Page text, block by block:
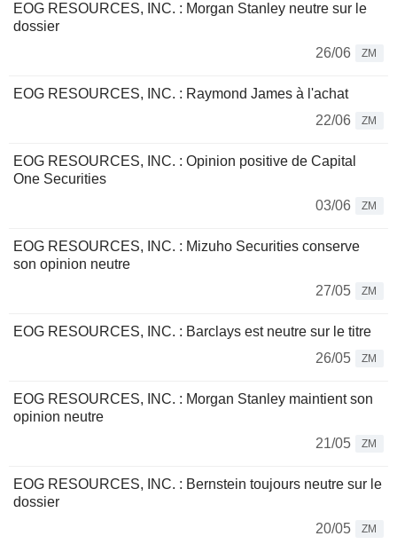
EOG RESOURCES, INC. : Morgan Stanley neutre sur le
dossier
26/06
ZM
EOG RESOURCES, INC. : Raymond James à l'achat
22/06
ZM
EOG RESOURCES, INC. : Opinion positive de Capital
One Securities
03/06
ZM
EOG RESOURCES, INC. : Mizuho Securities conserve
son opinion neutre
27/05
ZM
EOG RESOURCES, INC. : Barclays est neutre sur le titre
26/05
ZM
EOG RESOURCES, INC. : Morgan Stanley maintient son
opinion neutre
21/05
ZM
EOG RESOURCES, INC. : Bernstein toujours neutre sur le
dossier
20/05
ZM